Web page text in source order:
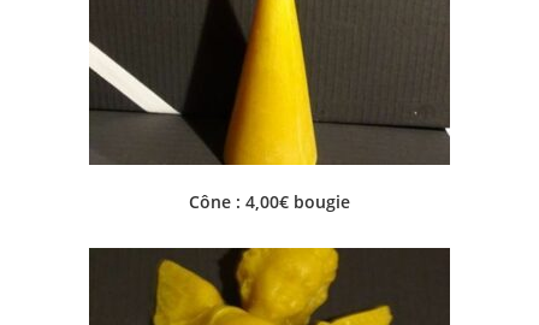
Cône : 4,00€ bougie